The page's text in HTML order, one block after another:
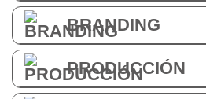
BRANDING
PRODUCCIÓN